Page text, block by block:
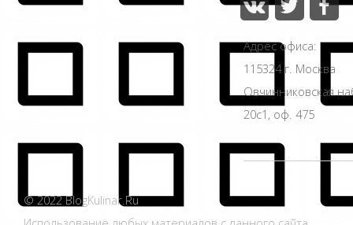
Адрес офиса:
115324 г. Москва
Овчинниковская
20с1, оф. 475
© 2022 BlogKulinar.Ru